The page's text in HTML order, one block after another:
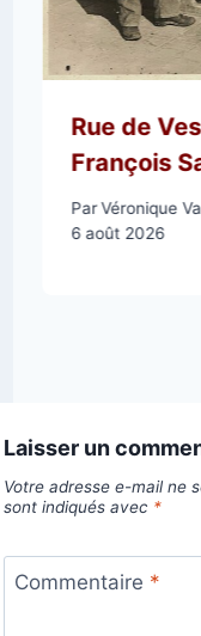
Rue de
François
ParVéronique
6 août 2026
Laisser un
Votre adresse e-mail ne
sont indiqués avec *
Commentaire *